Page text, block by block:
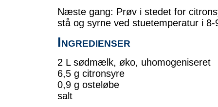
Næste gang: Prøv i stedet for
stå og syrne ved stuetemperatur i 8-
Ingredienser
2 L sødmælk, øko, uhomogeniseret
6,5 g citronsyre
0,9 g osteløbe
salt